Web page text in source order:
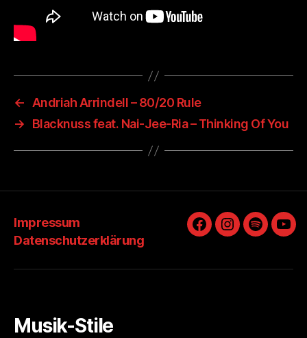
←
Andriah Arrindell – 80/20 Rule
→
Blacknuss feat. Nai-Jee-Ria – Thinking Of You
Impressum
Datenschutzerklärung
FacebookInstagram
Spotify
Musik-Stile